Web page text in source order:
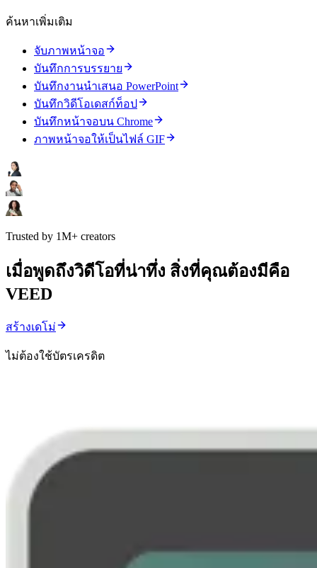
ค้นหาเพิ่มเติม
จับภาพหน้าจอ
บันทึกการบรรยาย
บันทึกงานนำเสนอ PowerPoint
บันทึกวิดีโอเดสก์ท็อป
บันทึกหน้าจอบน Chrome
ภาพหน้าจอให้เป็นไฟล์ GIF
Trusted by 1M+ creators
เมื่อพูดถึงวิดีโอที่น่าทึ่ง สิ่งที่คุณต้องมีคือ
VEED
สร้างเดโม่
ไม่ต้องใช้บัตรเครดิต